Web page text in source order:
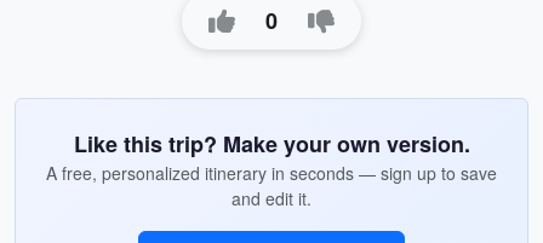
0
Like this trip? Make your own version.
A free, personalized itinerary in seconds — sign up to save
and edit it.